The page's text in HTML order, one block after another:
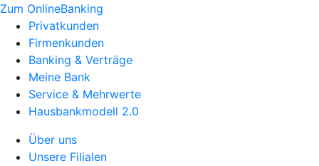
Zum OnlineBanking
Privatkunden
Firmenkunden
Banking & Verträge
Meine Bank
Service & Mehrwerte
Hausbankmodell 2.0
Über uns
Unsere Filialen